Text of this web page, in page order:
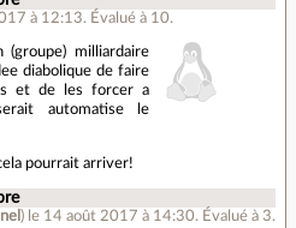
à 12:13. Évalué à 10.
(groupe) milliardaire
diabolique de faire
et de les forcer a
automatise le
pourrait arriver!
) le 14 août 2017 à 14:30. Évalué à 3.